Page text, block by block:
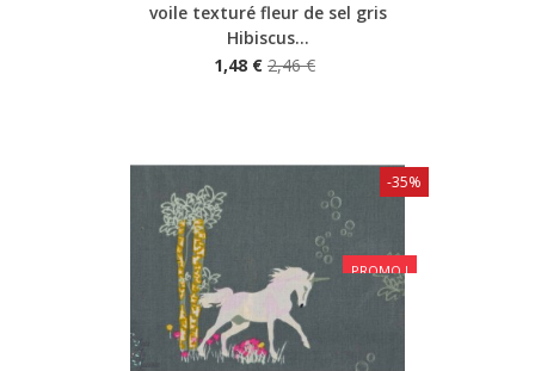
voile texturé fleur de sel gris
Hibiscus...
1,48 € 2,46 €
PROMO !
-35%